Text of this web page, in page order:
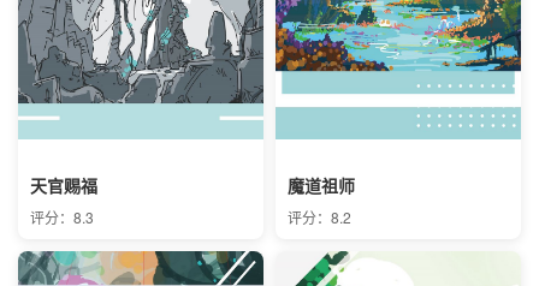
天官赐福
评分：8.3
魔道祖师
评分：8.2